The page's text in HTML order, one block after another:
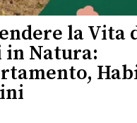
la Vita
in Natura: